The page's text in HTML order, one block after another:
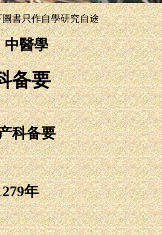
書只作自學研究自途
中醫學
备要
科备要
年